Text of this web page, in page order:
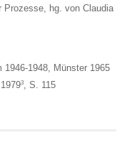
Prozesse, hg. von Claudia
1946-1948, Münster 1965
3, S. 115